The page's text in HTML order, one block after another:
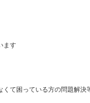
ます
て困っている方の問題解決